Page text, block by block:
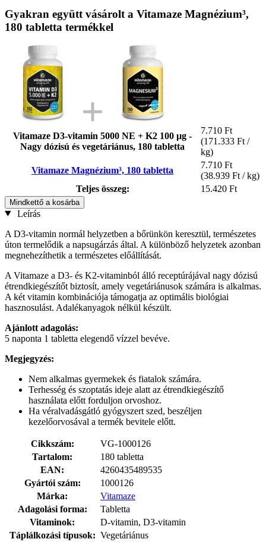
Gyakran együtt vásárolt a Vitamaze Magnézium³,
180 tabletta termékkel
Vitamaze D3-vitamin 5000 NE + K2 100 µg -
Nagy dózisú és vegetáriánus, 180 tabletta
7.710 Ft
(171.333 Ft /
kg)
Vitamaze Magnézium³, 180 tabletta
7.710 Ft
(38.939 Ft / kg)
Teljes összeg:
15.420 Ft
Mindkettő a kosárba
Leírás
A D3-vitamin normál helyzetben a bőrünkön keresztül, természetes
úton termelődik a napsugárzás által. A különböző helyzetek azonban
megnehezíthetik a természetes előállítását.
A Vitamaze a D3- és K2-vitaminból álló receptúrájával nagy dózisú
étrendkiegészítőt biztosít, amely vegetáriánusok számára is alkalmas.
A két vitamin kombinációja támogatja az optimális biológiai
hasznosulást. Adalékanyagok nélkül készült.
Ajánlott adagolás:
5 naponta 1 tabletta elegendő vízzel bevéve.
Megjegyzés:
Nem alkalmas gyermekek és fiatalok számára.
Terhesség és szoptatás ideje alatt az étrendkiegészítő
használata előtt forduljon orvoshoz.
Ha véralvadásgátló gyógyszert szed, beszéljen
kezelőorvosával a termék bevitele előtt.
Cikkszám:
VG-1000126
Tartalom:
180 tabletta
EAN:
4260435489535
Gyártói szám:
1000126
Márka:
Vitamaze
Adagolási forma:
Tabletta
Vitaminok:
D-vitamin, D3-vitamin
Táplálkozási típusok: Vegetáriánus